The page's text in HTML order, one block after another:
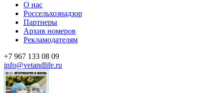
О нас
Россельхознадзор
Партнеры
Архив номеров
Рекламодателям
+7 967 133 08 09
info@vetandlife.ru